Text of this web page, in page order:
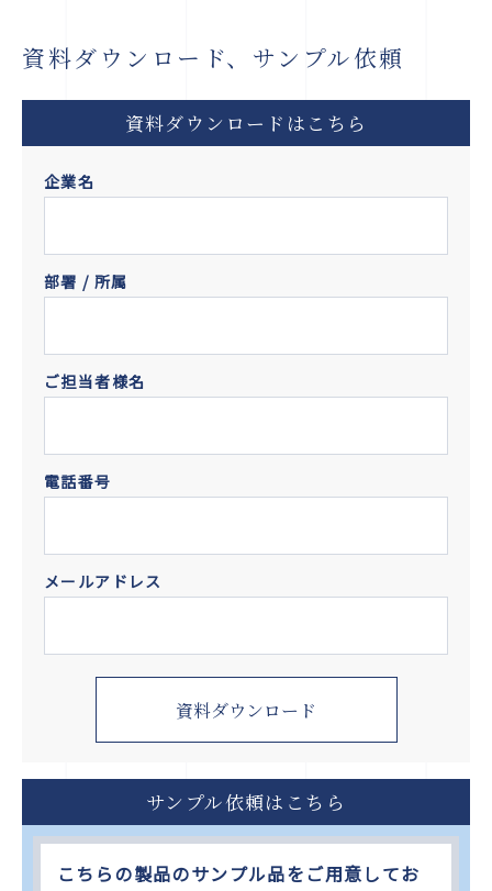
資料ダウンロード、サンプル依頼
資料ダウンロードはこちら
企業名
部署 / 所属
ご担当者様名
電話番号
メールアドレス
サンプル依頼はこちら
こちらの製品のサンプル品をご用意してお